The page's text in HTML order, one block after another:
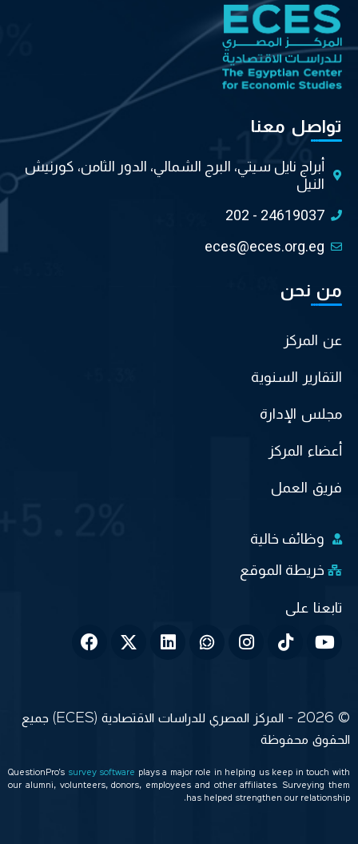
تواصل معنا
أبراج نايل سيتي، البرج الشمالي، الدور الثامن، كورنيش
النيل
202 - 24619037
eces@eces.org.eg
من نحن
عن المركز
التقارير السنوية
مجلس الإدارة
أعضاء المركز
فريق العمل
وظائف خالية
خريطة الموقع
© 2026 - المركز المصري للدراسات الاقتصادية (ECES) جميع
الحقوق محفوظة
QuestionPro’s survey software
plays a major role in helping us keep in touch with
our alumni, volunteers, donors, employees and other affiliates. Surveying them
has helped strengthen our relationship.